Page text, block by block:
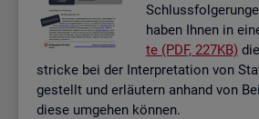
haben Ihnen in
te (PDF, 227KB)
stri­cke bei der In­ter­pre­ta­ti­on von
ge­stellt und er­läu­tern an­hand von
diese um­ge­hen kön­nen.